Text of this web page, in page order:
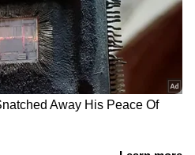
സൂര്യാഘാതം എന്നിവയിൽ
ചെയ്യുന്നു.